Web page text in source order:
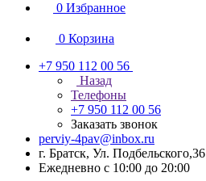
0 Избранное
0 Корзина
+7 950 112 00 56
Назад
Телефоны
+7 950 112 00 56
Заказать звонок
perviy-4pav@inbox.ru
г. Братск, Ул. Подбельского,36
Ежедневно с 10:00 до 20:00